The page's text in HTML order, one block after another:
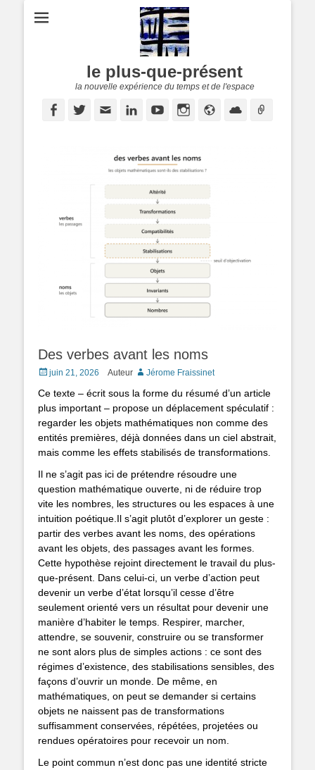
le plus-que-présent
la nouvelle expérience du temps et de l'espace
FacebookTwitter LinkedinYouTubeInstagram
Site
Cloud
Des verbes avant les noms
Posted
juin 21, 2026 Auteur Jérome Fraissinet
Ce texte – écrit sous la forme du résumé d’un article
plus important – propose un déplacement spéculatif :
regarder les objets mathématiques non comme des
entités premières, déjà données dans un ciel abstrait,
mais comme les effets stabilisés de transformations.
Il ne s’agit pas ici de prétendre résoudre une
question mathématique ouverte, ni de réduire trop
vite les nombres, les structures ou les espaces à une
intuition poétique.Il s’agit plutôt d’explorer un geste :
partir des verbes avant les noms, des opérations
avant les objets, des passages avant les formes.
Cette hypothèse rejoint directement le travail du plus-
que-présent. Dans celui-ci, un verbe d’action peut
devenir un verbe d’état lorsqu’il cesse d’être
seulement orienté vers un résultat pour devenir une
manière d’habiter le temps. Respirer, marcher,
attendre, se souvenir, construire ou se transformer
ne sont alors plus de simples actions : ce sont des
régimes d’existence, des stabilisations sensibles, des
façons d’ouvrir un monde. De même, en
mathématiques, on peut se demander si certains
objets ne naissent pas de transformations
suffisamment conservées, répétées, projetées ou
rendues opératoires pour recevoir un nom.
Le point commun n’est donc pas une identité stricte